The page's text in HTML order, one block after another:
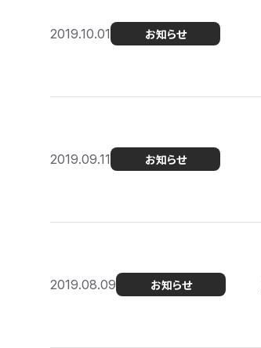
2019.10.01 お知らせ
2019.09.11 お知らせ
2019.08.09 お知らせ